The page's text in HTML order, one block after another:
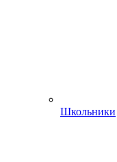
Школьники